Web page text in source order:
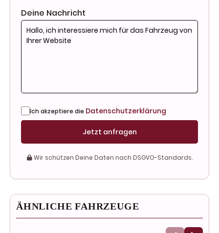
Deine Nachricht
Ich akzeptiere die Datenschutzerklärung
Jetzt anfragen
Wir schützen Deine Daten nach DSGVO-Standards.
ÄHNLICHE FAHRZEUGE